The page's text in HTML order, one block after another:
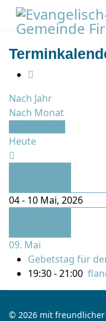
Nach Jahr
Nach Monat
Heute
04 - 10 Mai, 2026
09. Mai
Gebetstag für
19:30 - 21:00
© 2026 mit